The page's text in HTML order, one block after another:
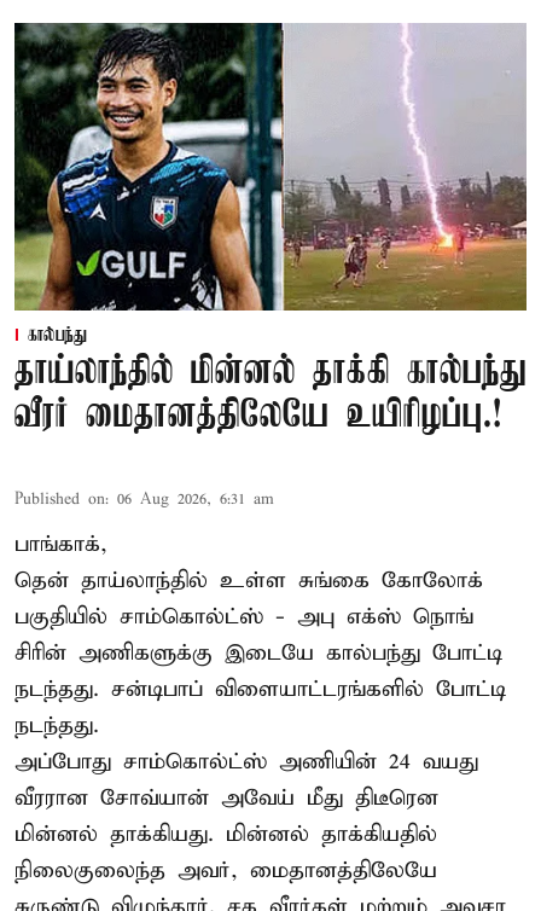
கால்பந்து
தாய்லாந்தில் மின்னல் தாக்கி கால்பந்து
வீரர் மைதானத்திலேயே உயிரிழப்பு.!
Published on: 06 Aug 2026, 6:31 am
பாங்காக்,
தென் தாய்லாந்தில் உள்ள சுங்கை கோலோக்
பகுதியில் சாம்கொல்ட்ஸ் - அபு எக்ஸ் நொங்
சிரின் அணிகளுக்கு இடையே கால்பந்து போட்டி
நடந்தது. சன்டிபாப் விளையாட்டரங்களில் போட்டி
நடந்தது.
அப்போது சாம்கொல்ட்ஸ் அணியின் 24 வயது
வீரரான சோவ்யான் அவேய் மீது திடீரென
மின்னல் தாக்கியது. மின்னல் தாக்கியதில்
நிலைகுலைந்த அவர், மைதானத்திலேயே